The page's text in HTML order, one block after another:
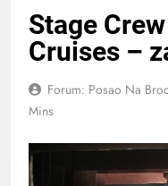
Stage
Cruises –
Forum: Posao Na
Mins